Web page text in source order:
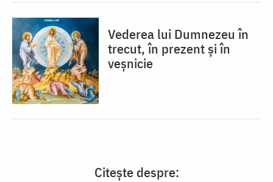
Vederea lui Dumnezeu în
trecut, în prezent și în
veșnicie
Citește despre: